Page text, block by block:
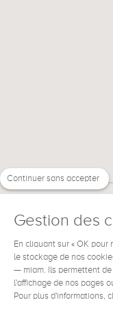
Continuer sans accepter
Gestion des
En cliquant sur « OK pour
le stockage de nos
— miam. Ils permettent
l'affichage de nos pages
Pour plus d'informations,